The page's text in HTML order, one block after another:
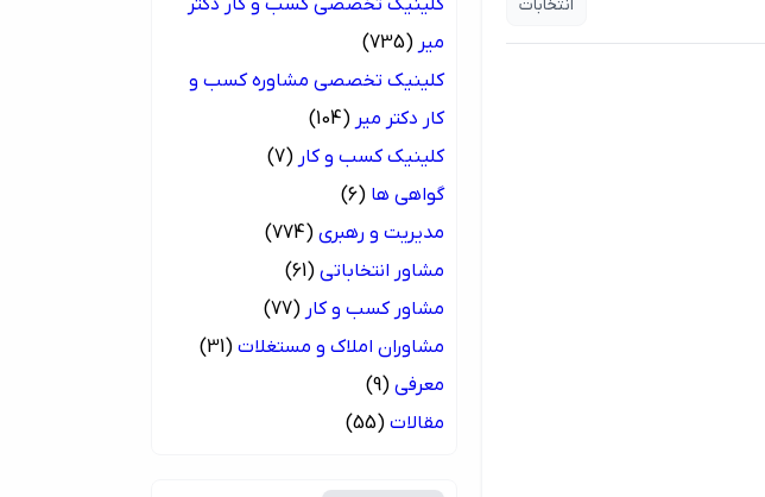
انتخابات
میر (735)
کلینیک تخصصی مشاوره کسب و
کار دکتر میر (104)
کلینیک کسب و کار (7)
گواهی ها (6)
مدیریت و رهبری (774)
مشاور انتخاباتی (61)
مشاور کسب و کار (77)
مشاوران املاک و مستغلات (31)
معرفی (9)
مقالات (55)